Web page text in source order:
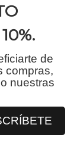
de
compras,
nuestras